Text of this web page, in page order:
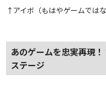
↑アイボ（もはやゲームではな
あのゲームを忠実再現
ステージ